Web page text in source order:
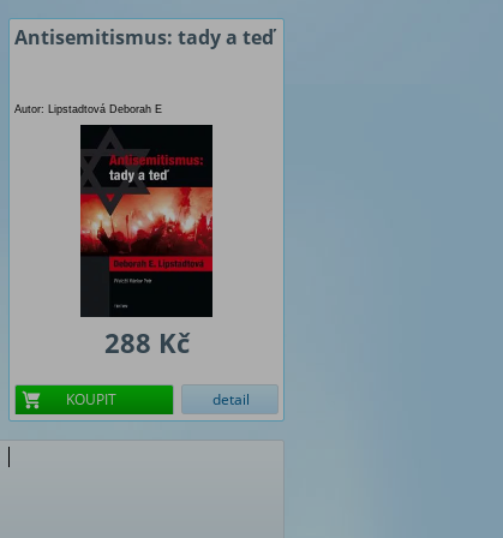
Antisemitismus: tady a teď
Autor: Lipstadtová Deborah E
288 Kč
KOUPIT detail